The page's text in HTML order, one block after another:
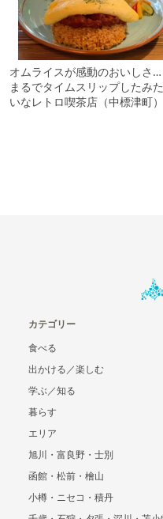
オムライスが感動のおいしさ…
まるでタイムスリップしたみた
いなレトロ喫茶店（中標津町）
カテゴリー
食べる
出かける／楽しむ
学ぶ／知る
暮らす
エリア
旭川・富良野・士別
函館・松前・檜山
小樽・ニセコ・積丹